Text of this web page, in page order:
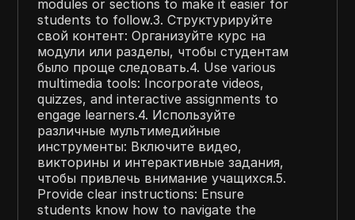
modules or sections to make it easier for
students to follow.3. Структурируйте
свой контент: Организуйте курс на
модули или разделы, чтобы студентам
было проще следовать.4. Use various
multimedia tools: Incorporate videos,
quizzes, and interactive assignments to
engage learners.4. Используйте
различные мультимедийные
инструменты: Включите видео,
викторины и интерактивные задания,
чтобы привлечь внимание учащихся.5.
Provide clear instructions: Ensure
students know how to navigate the